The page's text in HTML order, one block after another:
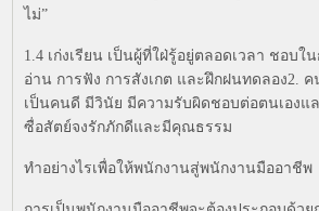
ไม่”
1.4 เก่งเรียน เป็นผู้ที่ใฝ่รู้อยู่ตลอดเวลา ชอบใ
อ่าน การฟัง การสังเกต และฝึกฝนทดลอง2.
เป็นคนดี มีวินัย มีความรับผิดชอบต่อตนเองแ
ซื่อสัตย์จงรักภักดีและมีคุณธรรม
ทำอย่างไรเพื่อให้พนักงานสู่พนักงานมืออาชีพ